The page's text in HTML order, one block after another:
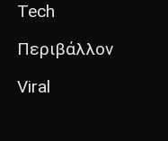
Tech
Περιβάλλον
Viral